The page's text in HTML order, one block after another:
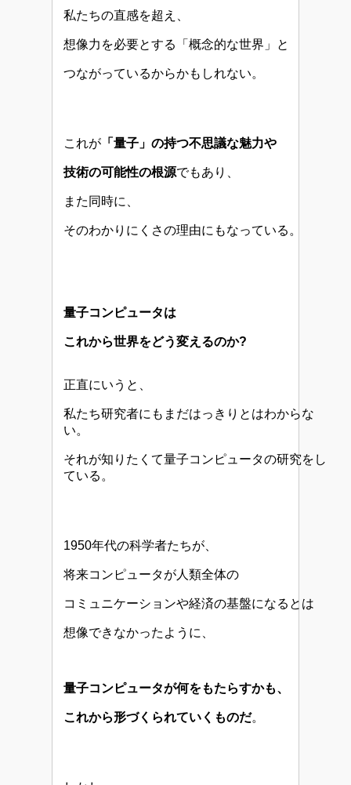
私たちの直感を超え、
想像力を必要とする「概念的な世界」と
つながっているからかもしれない。
これが 「量子」の持つ不思議な魅力や
技術の可能性の根源でもあり、
また同時に、
そのわかりにくさの理由にもなっている。
量子コンピュータは
これから世界をどう変えるのか?
正直にいうと、
私たち研究者にもまだはっきりとはわからな
い。
それが知りたくて量子コンピュータの研究をし
ている。
1950年代の科学者たちが、
将来コンピュータが人類全体の
コミュニケーションや経済の基盤になるとは
想像できなかったように、
量子コンピュータが何をもたらすかも、
これから形づくられていくものだ。